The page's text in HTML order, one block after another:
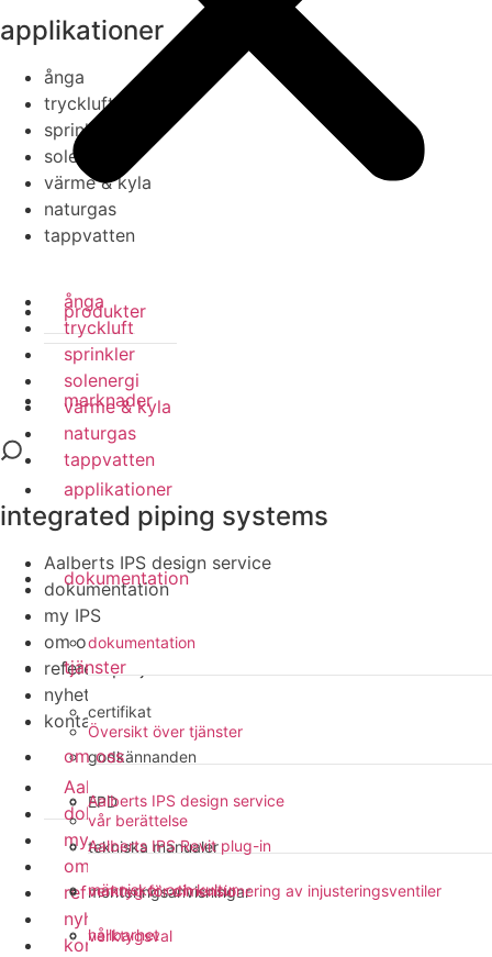
produkter
marknader
applikationer
dokumentation
dokumentation
certifikat
godkännanden
EPD
tekniska manualer
monteringsanvisningar
tjänster
Översikt över tjänster
Aalberts IPS design service
Aalberts IPS Revit plug-in
verktyg för dimensionering av injusteringsventiler
verktygsval
om oss
vår berättelse
människor och kultur
hållbarhet
applikationer
ånga
tryckluft
sprinkler
solenergi
värme & kyla
naturgas
tappvatten
ånga
tryckluft
sprinkler
solenergi
värme & kyla
naturgas
tappvatten
integrated piping systems
Aalberts IPS design service
dokumentation
my IPS
om oss
referensprojekt
nyheter
kontakt
Aalberts IPS design service
dokumentation
my IPS
om oss
referensprojekt
nyheter
kontakt